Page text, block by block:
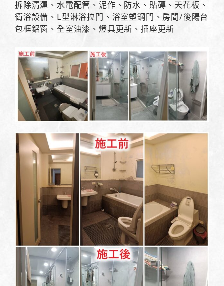
拆除清運、水電配管、泥作、防水、貼磚、天花板、
衛浴設備、L型淋浴拉門、浴室塑鋼門、房間/後陽台
包框鋁窗、全室油漆、燈具更新、插座更新